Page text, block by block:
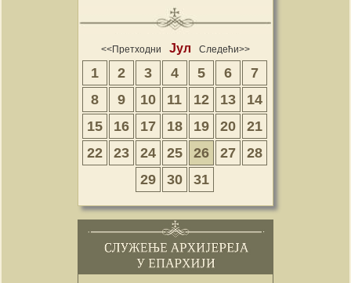
<<Претходни Јул Следећи>>
1 2 3 4 5 6
7
8
9 10 11 12 13
14
15
16 17 18 19 20
21
22
23 24 25 26 27
28
29
30 31